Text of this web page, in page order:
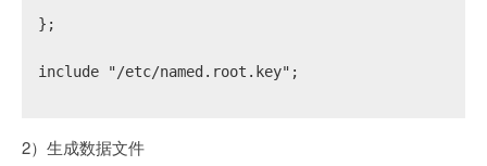
};
include "/etc/named.root.key";
2）生成数据文件